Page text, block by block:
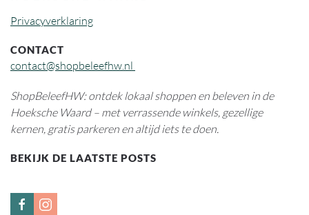
Privacyverklaring
CONTACT
contact@shopbeleefhw.nl
ShopBeleefHW: ontdek lokaal shoppen en beleven in de
Hoeksche Waard – met verrassende winkels, gezellige
kernen, gratis parkeren en altijd iets te doen.
BEKIJK DE LAATSTE POSTS